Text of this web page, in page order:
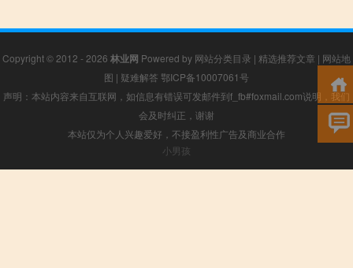
Copyright © 2012 - 2026 林业网 Powered by 网站分类目录 | 精选推荐文章 | 网站地
图 | 疑难解答 鄂ICP备10007061号
声明：本站内容来自互联网，如信息有错误可发邮件到f_fb#foxmail.com说明，我们
会及时纠正，谢谢
本站仅为个人兴趣爱好，不接盈利性广告及商业合作
小男孩